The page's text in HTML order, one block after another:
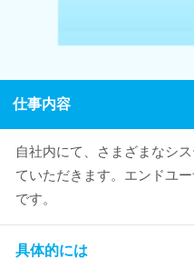
仕事内容
自社内にて、さまざまなシ
ていただきます。エンドユ
です。
具体的には